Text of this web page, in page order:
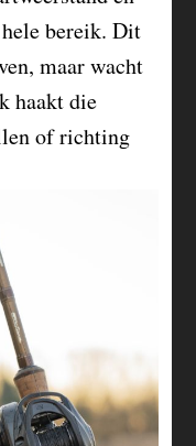
bereik. Dit
maar wacht
haakt die
of richting